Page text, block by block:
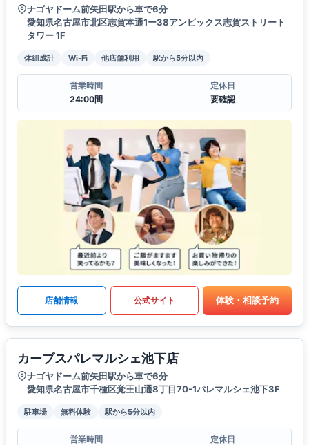
ナゴヤドーム前矢田駅から車で6分
愛知県名古屋市北区志賀本通1ー38アンビックス志賀ストリート
タワー 1F
体組成計 Wi-Fi 他店舗利用 駅から5分以内
営業時間
24:00間
定休日
要確認
店舗情報 公式サイト 体験・相談予約
カーブスパレマルシェ池下店
ナゴヤドーム前矢田駅から車で6分
愛知県名古屋市千種区覚王山通8丁目70-1パレマルシェ池下3F
駐車場 無料体験 駅から5分以内
営業時間
定休日